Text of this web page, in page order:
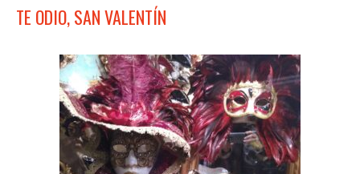
TE ODIO, SAN VALENTÍN